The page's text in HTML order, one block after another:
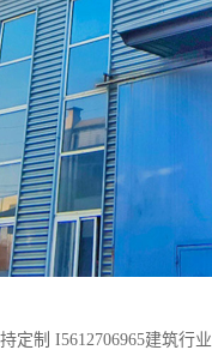
定制 I5612706965建筑行